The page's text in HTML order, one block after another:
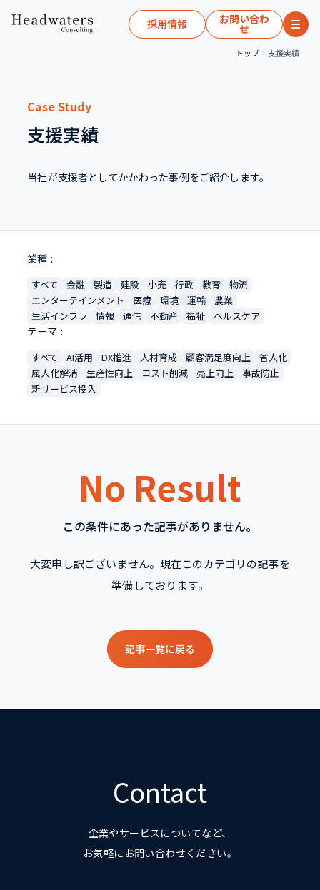
採用情報 お問い合わ
せ
トップ 支援実績
Case Study
支援実績
当社が支援者としてかかわった事例をご紹介します。
業種
すべて 金融 製造 建設 小売 行政 教育
物流
エンターテインメント
医療 環境 運輸
農業
生活インフラ
情報 通信 不動産 福祉 ヘルスケア
テーマ
すべて AI活用 DX推進 人材育成 顧客満足度向上
省人化
属人化解消
生産性向上 コスト削減 売上向上
事故防止
新サービス投入
No Result
この条件にあった記事がありません。
大変申し訳ございません。現在このカテゴリの記事を
準備しております。
記事一覧に戻る
Contact
企業やサービスについてなど、
お気軽にお問い合わせください。